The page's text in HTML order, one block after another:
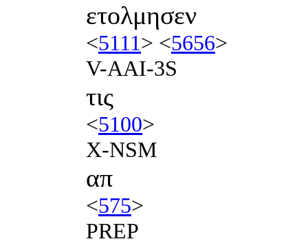
ετολμησεν
<5111> <5656>
V-AAI-3S
τις
<5100>
X-NSM
απ
<575>
PREP